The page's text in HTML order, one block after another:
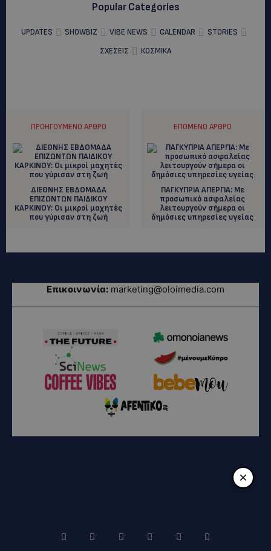
Popular Categories
UPDATES SHOWBIZ VIBE NEWS CALENDAR
STORIES
ΣΧΕΣΕΙΣ
ΚΟΣΜΙΚΑ
ΠΡΟΗΓΟΎΜΕΝΟ ΆΡΘΡΟ
ΔΙΕΘΝΗΣ ΕΒΔΟΜΑΔΑ
ΕΠΙΖΩΝΤΩΝ ΠΑΙΔΙΚΟΥ
ΚΑΡΚΙΝΟΥ: Οι μικροί μαχητές
που γύρισαν στη ζωή
ΕΠΌΜΕΝΟ ΆΡΘΡΟ
ΠΑΓΚΥΠΡΙΑ ΑΠΕΡΓΙΑ: Με
προσωπικό ασφαλείας
λειτουργούν σήμερα οι
δημόσιες υπηρεσίες υγείας
Επικοινωνία: marketing@oloimedia.com